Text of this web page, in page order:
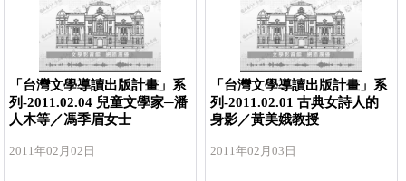
「台灣文學導讀出版計畫」系
列-2011.02.04 兒童文學家─潘
人木等／馮季眉女士
2011年02月02日
「台灣文學導讀出版計畫」系
列-2011.02.01 古典女詩人的
身影／黃美娥教授
2011年02月03日